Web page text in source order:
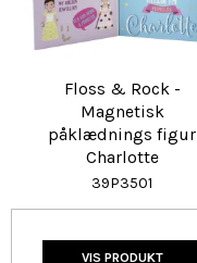
Floss & Rock -
Magnetisk
påklædnings figur
Charlotte
39P3501
VIS PRODUKT